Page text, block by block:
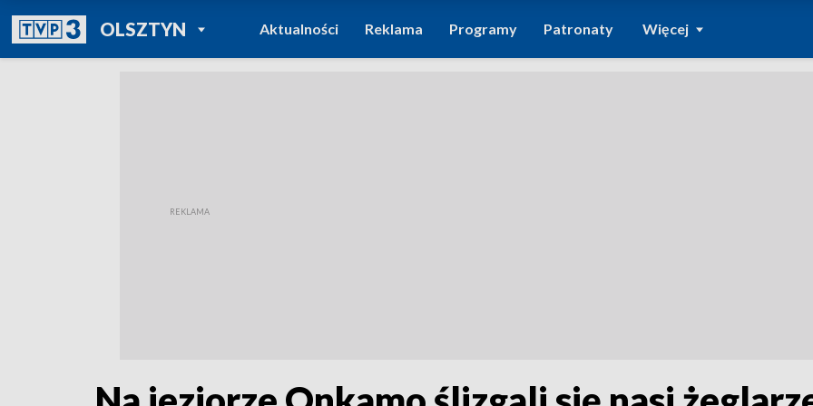
OLSZTYNPOWRÓT DO
TVP REGIONY
Aktualności Reklama Programy Patronaty Więcej